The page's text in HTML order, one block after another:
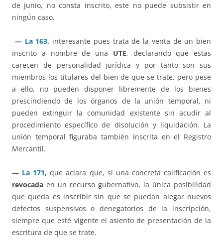
de junio, no consta inscrito, este no puede subsistir en
ningún caso.
— La 163, interesante pues trata de la venta de un bien
inscrito a nombre de una UTE, declarando que estas
carecen de personalidad jurídica y por tanto son sus
miembros los titulares del bien de que se trate, pero pese
a ello, no pueden disponer libremente de los bienes
prescindiendo de los órganos de la unión temporal, ni
pueden extinguir la comunidad existente sin acudir al
procedimiento específico de disolución y liquidación. La
unión temporal figuraba también inscrita en el Registro
Mercantil.
— La 171, que aclara que, si una concreta calificación es
revocada en un recurso gubernativo, la única posibilidad
que queda es inscribir sin que se puedan alegar nuevos
defectos suspensivos o denegatorios de la inscripción,
siempre que esté vigente el asiento de presentación de la
escritura de que se trate.